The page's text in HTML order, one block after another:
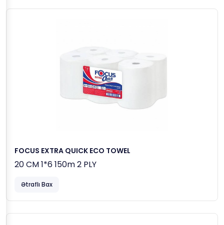
FOCUS EXTRA QUICK ECO TOWEL
20 CM 1*6 150m 2 PLY
Ətraflı Bax